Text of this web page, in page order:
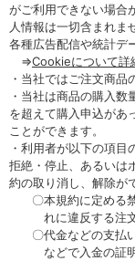
がご利用できない場合
人情報は一切含まれま
各種広告配信や統計デ
⇒Cookieについて詳
・当社ではご注文商品
・当社は商品の購入
を超えて購入申込があ
ことができます。
・利用者が以下の項目
拒絶・停止、あるいは
約の取り消し、解除が
〇本規約に定める
れに違反する注
〇代金などの支払
などで入金の証